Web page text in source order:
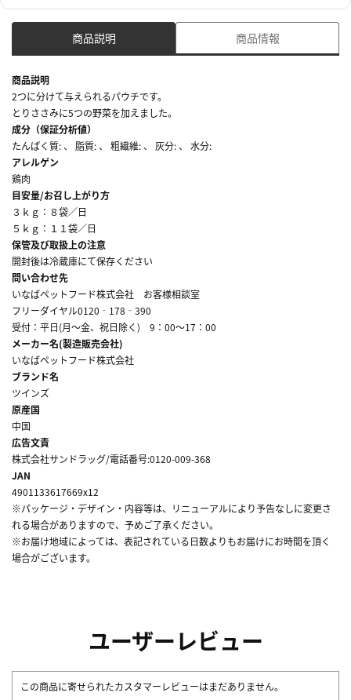
商品説明 商品情報
商品説明
2つに分けて与えられるパウチです。
とりささみに5つの野菜を加えました。
成分（保証分析値）
たんぱく質: 、 脂質: 、 粗繊維: 、 灰分: 、 水分:
アレルゲン
鶏肉
目安量/お召し上がり方
３ｋｇ：８袋／日
５ｋｇ：１１袋／日
保管及び取扱上の注意
開封後は冷蔵庫にて保存ください
問い合わせ先
いなばペットフード株式会社 お客様相談室
フリーダイヤル0120‐178‐390
受付：平日(月～金、祝日除く) 9：00～17：00
メーカー名(製造販売会社)
いなばペットフード株式会社
ブランド名
ツインズ
原産国
中国
広告文責
株式会社サンドラッグ/電話番号:0120-009-368
JAN
4901133617669x12
※パッケージ・デザイン・内容等は、リニューアルにより予告なしに変更さ
れる場合がありますので、予めご了承ください。
※お届け地域によっては、表記されている日数よりもお届けにお時間を頂く
場合がございます。
ユーザーレビュー
この商品に寄せられたカスタマーレビューはまだありません。